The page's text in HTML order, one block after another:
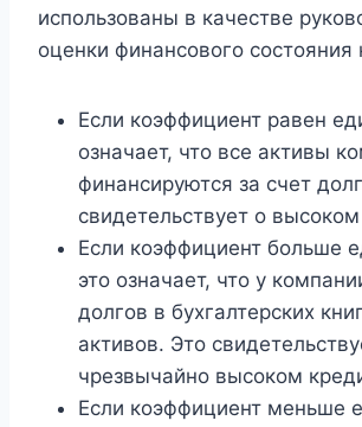
использованы в качестве
оценки финансового состояния
Если коэффициент равен
означает, что все активы
финансируются за счет
свидетельствует о
Если коэффициент больше
это означает, что у
долгов в бухгалтерских
активов. Это
чрезвычайно высоком
Если коэффициент меньше